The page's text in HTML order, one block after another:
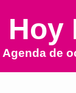
Hoy
Agenda de